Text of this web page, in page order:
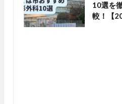
10選を
較！【